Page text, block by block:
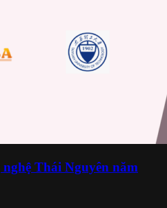
Thái Nguyên năm